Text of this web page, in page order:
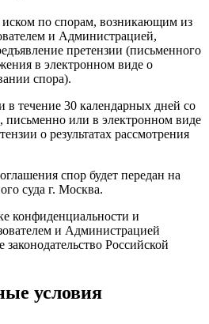
по спорам, возникающим из
и Администрацией,
претензии (письменного
в электронном виде о
спора).
в течение 30 календарных дней со
письменно или в электронном виде
о результатах рассмотрения
спор будет передан на
суда г. Москва.
конфиденциальности и
и Администрацией
Российской
условия